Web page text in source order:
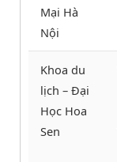
Mại Hà
Nội
Khoa du
lịch – Đại
Học Hoa
Sen